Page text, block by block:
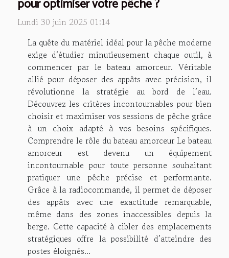
pour optimiser votre pêche ?
Lundi 30 juin 2025 01:14
La quête du matériel idéal pour la pêche moderne
exige d’étudier minutieusement chaque outil, à
commencer par le bateau amorceur. Véritable
allié pour déposer des appâts avec précision, il
révolutionne la stratégie au bord de l’eau.
Découvrez les critères incontournables pour bien
choisir et maximiser vos sessions de pêche grâce
à un choix adapté à vos besoins spécifiques.
Comprendre le rôle du bateau amorceur Le bateau
amorceur est devenu un équipement
incontournable pour toute personne souhaitant
pratiquer une pêche précise et performante.
Grâce à la radiocommande, il permet de déposer
des appâts avec une exactitude remarquable,
même dans des zones inaccessibles depuis la
berge. Cette capacité à cibler des emplacements
stratégiques offre la possibilité d’atteindre des
postes éloignés...